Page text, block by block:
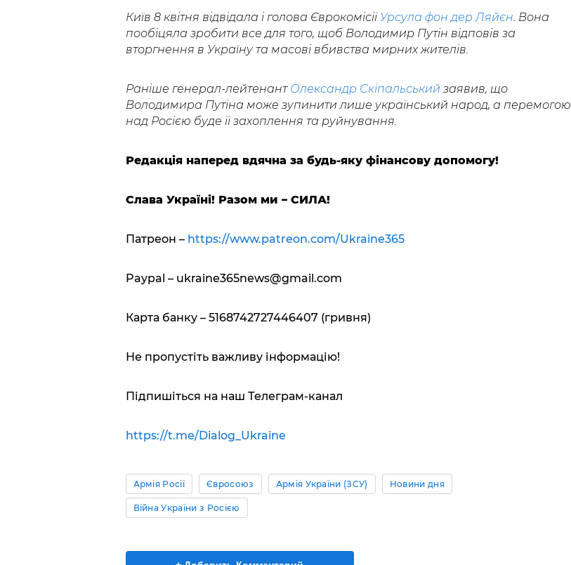
Київ 8 квітня відвідала і голова ЄврокомісіїУрсула фон дер Ляйєн. Вона
пообіцяла зробити все для того, щоб Володимир Путін відповів за
вторгнення в Україну та масові вбивства мирних жителів.
Раніше генерал-лейтенант Олександр Скіпальський заявив, що
Володимира Путіна може зупинити лише український народ, а перемогою
над Росією буде її захоплення та руйнування.
Редакція наперед вдячна за будь-яку фінансову допомогу!
Слава Україні! Разом ми – СИЛА!
Патреон – https://www.patreon.com/Ukraine365
Paypal – ukraine365news@gmail.com
Карта банку – 5168742727446407 (гривня)
Не пропустіть важливу інформацію!
Підпишіться на наш Телеграм-канал
https://t.me/Dialog_Ukraine
Армія Росії Євросоюз Армія України (ЗСУ) Новини дня
Війна України з Росією